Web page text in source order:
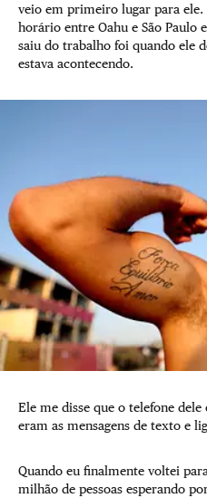
veio em primeiro lugar para
horário entre Oahu e São Paulo
saiu do trabalho foi quando ele
estava acontecendo.
Ele me disse que o telefone
eram as mensagens de texto e
Quando eu finalmente voltei
milhão de pessoas esperando